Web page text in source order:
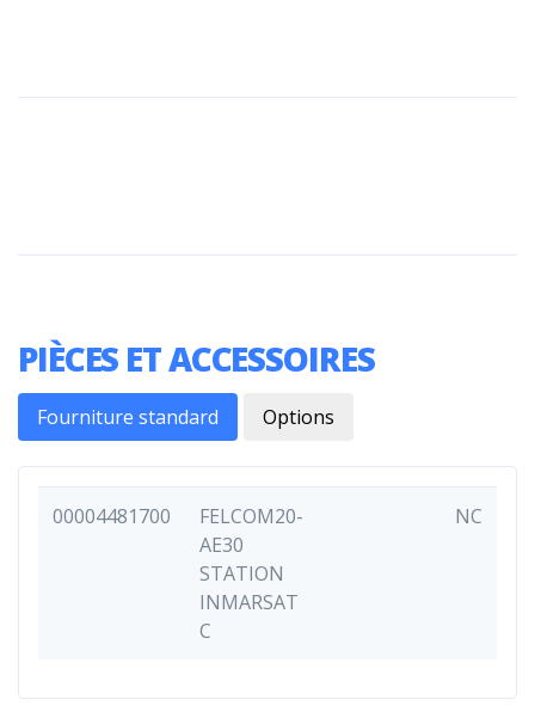
PIÈCES ET ACCESSOIRES
Fourniture standard Options
00004481700
FELCOM20-
AE30
STATION
INMARSAT
C
NC